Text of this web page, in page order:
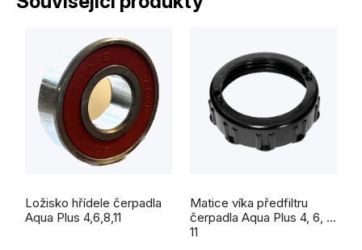
Ložisko hřídele čerpadla
Aqua Plus 4,6,8,11
Matice víka předfiltru
čerpadla Aqua Plus 4, 6, 8,
11